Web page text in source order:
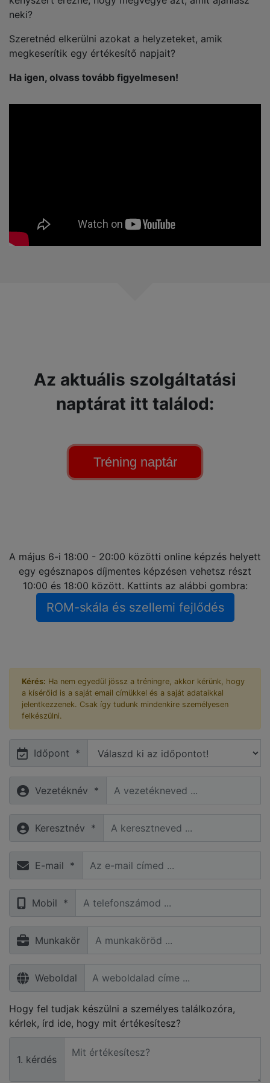
neki?
Szeretnéd elkerülni azokat a helyzeteket, amik
megkeserítik egy értékesítő napjait?
Ha igen, olvass tovább figyelmesen!
Az aktuális szolgáltatási
naptárat itt találod:
Tréning naptár
A május 6-i 18:00 - 20:00 közötti online képzés helyett
egy egésznapos díjmentes képzésen vehetsz részt
10:00 és 18:00 között. Kattints az alábbi gombra:
ROM-skála és szellemi fejlődés
Kérés: Ha nem egyedül jössz a tréningre, akkor kérünk, hogy
a kísérőid is a saját email címükkel és a saját adataikkal
jelentkezzenek. Csak így tudunk mindenkire személyesen
felkészülni.
Időpont *
Vezetéknév *
Keresztnév *
E-mail *
Mobil *
Munkakör
Weboldal
Hogy fel tudjak készülni a személyes találkozóra,
kérlek, írd ide, hogy mit értékesítesz?
1. kérdés